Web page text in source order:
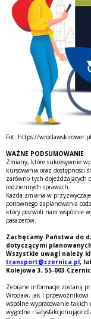
Fot: https://
WAŻNE PODSUMOWANIE
Zmiany, które sukcesywnie
kursowania oraz dostępności
zarówno tych dojeżdżających
codziennych sprawach.
Każda zmiana w
ponownego zaplanowania
który pozwoli nam wspólnie
pasażerów.
Zachęcamy Państwa do
dotyczącymi
Wszystkie uwagi należy
transport@czernica.pl,
Kolejowa 3, 55-003
Zebrane informacje zostaną
Wrocław, jak i
wspólne wypracowanie
wygodne i satysfakcjonujące